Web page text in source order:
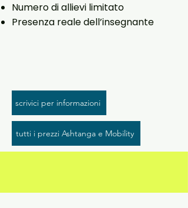
Numero di allievi limitato
Presenza reale dell’insegnante
scrivici per informazioni
tutti i prezzi Ashtanga e Mobility